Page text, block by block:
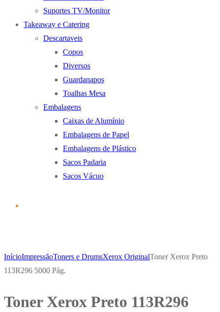
Suportes TV/Monitor
Takeaway e Catering
Descartaveis
Copos
Diversos
Guardanapos
Toalhas Mesa
Embalagens
Caixas de Alumínio
Embalagens de Papel
Embalagens de Plástico
Sacos Padaria
Sacos Vácuo
InícioImpressãoToners e DrumsXerox OriginalToner Xerox Preto
113R296 5000 Pág.
Toner Xerox Preto 113R296